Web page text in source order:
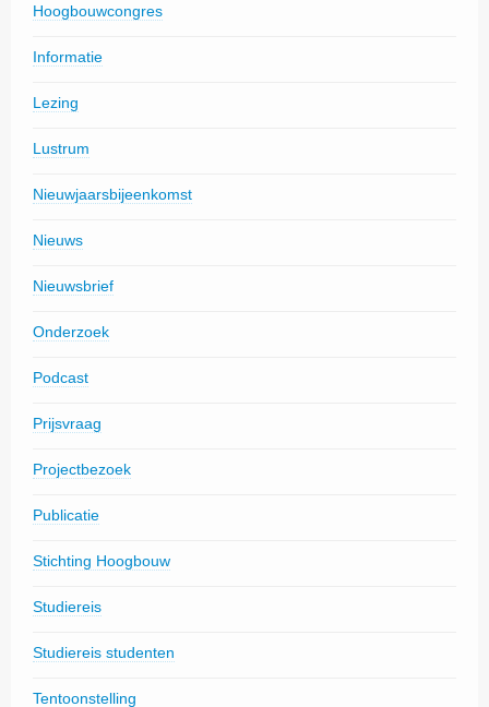
Hoogbouwcongres
Informatie
Lezing
Lustrum
Nieuwjaarsbijeenkomst
Nieuws
Nieuwsbrief
Onderzoek
Podcast
Prijsvraag
Projectbezoek
Publicatie
Stichting Hoogbouw
Studiereis
Studiereis studenten
Tentoonstelling